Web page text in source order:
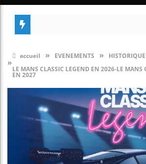
accueil » EVENEMENTS » HISTORIQUE
»
LE MANS CLASSIC LEGEND EN 2026-LE MANS
EN 2027